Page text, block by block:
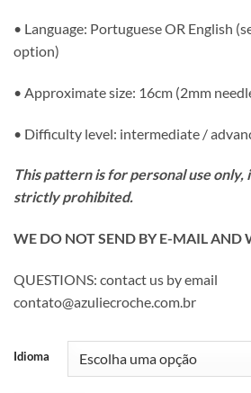
• Language: Portuguese OR English
option)
• Approximate size: 16cm (2mm
• Difficulty level: intermediate /
This pattern is for personal use only,
strictly prohibited.
WE DO NOT SEND BY E-MAIL AND
QUESTIONS: contact us by email
contato@azuliecroche.com.br
Idioma